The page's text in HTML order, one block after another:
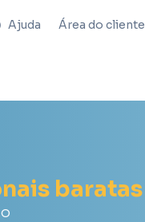
Ajuda Área do cliente
baratas